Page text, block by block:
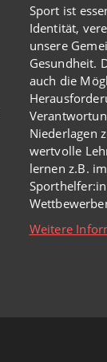
Sport ist
Identität,
unsere
Gesundheit.
auch die
Niederlagen
wertvolle
lernen z.B.
Weitere